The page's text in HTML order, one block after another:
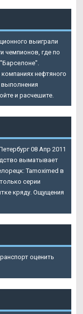
выиграли
чемпионов, где по
нефтяного
выполнения
и расчешите.
08 Апр 2011
выматывает
: Tamoximed в
серии
кряду. Ощущения
оценить